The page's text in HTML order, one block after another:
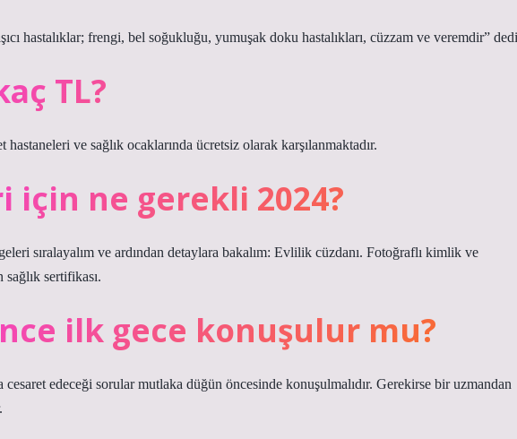
hastalıklar; frengi, bel soğukluğu, yumuşak doku hastalıkları, cüzzam ve veremdir”
TL?
ve sağlık ocaklarında ücretsiz olarak karşılanmaktadır.
için ne gerekli 2024?
sıralayalım ve ardından detaylara bakalım: Evlilik cüzdanı. Fotoğraflı kimlik ve
sertifikası.
ilk gece konuşulur mu?
edeceği sorular mutlaka düğün öncesinde konuşulmalıdır. Gerekirse bir uzmandan